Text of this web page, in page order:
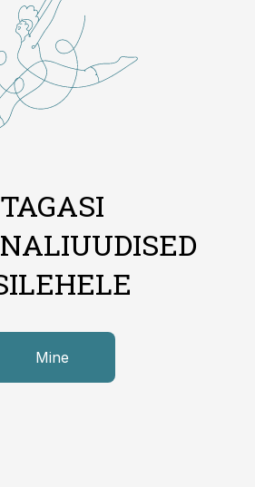
TAGASI
Mine